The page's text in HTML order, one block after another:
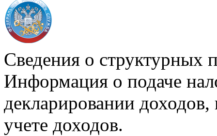
Сведения о структурных
Информация о подаче
декларировании доходов,
учете доходов.